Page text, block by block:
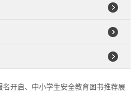
名开启、中小学生安全教育图书推荐展